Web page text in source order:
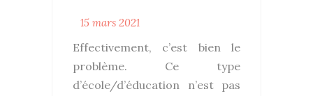
15 mars 2021
Effectivement, c’est bien le
problème. Ce type
d’école/d’éducation n’est pas